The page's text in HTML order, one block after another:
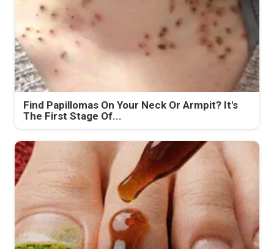
Find Papillomas On Your Neck Or Armpit? It's
The First Stage Of...